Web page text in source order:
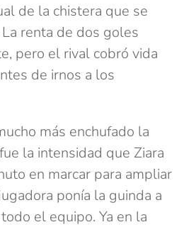
de la chistera que se
renta de dos goles
pero el rival cobró vida
de irnos a los
más enchufado la
la intensidad que Ziara
en marcar para ampliar
ponía la guinda a
el equipo. Ya en la